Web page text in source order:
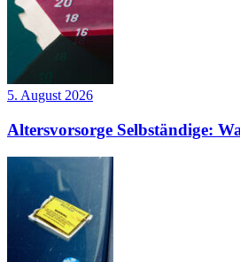
5. August 2026
Altersvorsorge Selbständige: